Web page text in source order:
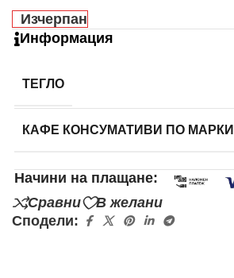
Изчерпан
Информация
ТЕГЛО
КАФЕ КОНСУМАТИВИ ПО МАРКИ
Начини на плащане:
Сравни
В желани
Сподели: